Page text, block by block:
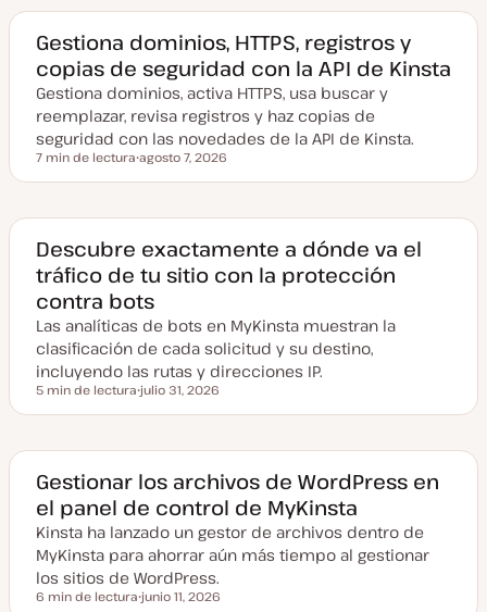
Gestiona dominios, HTTPS, registros y
copias de seguridad con la API de Kinsta
Gestiona dominios, activa HTTPS, usa buscar y
reemplazar, revisa registros y haz copias de
seguridad con las novedades de la API de Kinsta.
Tiempo de lectura
7 min de lectura
e
c
u
a
l
i
a
d
a
agosto 7, 2026
Descubre exactamente a dónde va el
tráfico de tu sitio con la protección
contra bots
Las analíticas de bots en MyKinsta muestran la
clasificación de cada solicitud y su destino,
incluyendo las rutas y direcciones IP.
Tiempo de lectura
5 min de lectura
e
a
c
t
u
a
i
z
a
d
julio 31, 2026
Gestionar los archivos de WordPress en
el panel de control de MyKinsta
Kinsta ha lanzado un gestor de archivos dentro de
MyKinsta para ahorrar aún más tiempo al gestionar
los sitios de WordPress.
Tiempo de lectura
6 min de lectura junio 11, 2026